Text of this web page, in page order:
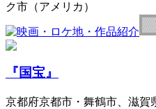
ク市（アメリカ）
『国宝』
京都府京都市・舞鶴市、滋賀